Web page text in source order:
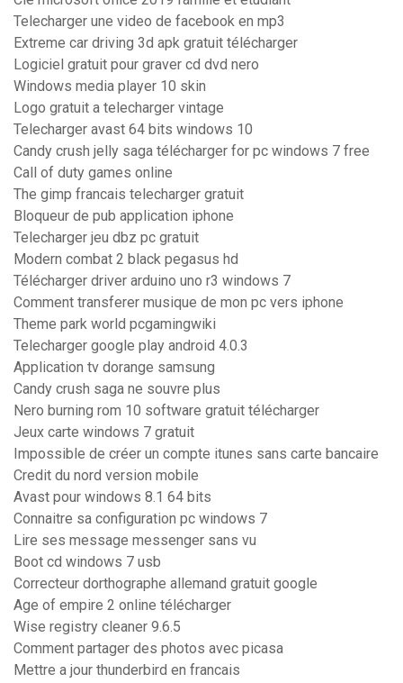
Telecharger une video de facebook en mp3
Extreme car driving 3d apk gratuit télécharger
Logiciel gratuit pour graver cd dvd nero
Windows media player 10 skin
Logo gratuit a telecharger vintage
Telecharger avast 64 bits windows 10
Candy crush jelly saga télécharger for pc windows 7 free
Call of duty games online
The gimp francais telecharger gratuit
Bloqueur de pub application iphone
Telecharger jeu dbz pc gratuit
Modern combat 2 black pegasus hd
Télécharger driver arduino uno r3 windows 7
Comment transferer musique de mon pc vers iphone
Theme park world pcgamingwiki
Telecharger google play android 4.0.3
Application tv dorange samsung
Candy crush saga ne souvre plus
Nero burning rom 10 software gratuit télécharger
Jeux carte windows 7 gratuit
Impossible de créer un compte itunes sans carte bancaire
Credit du nord version mobile
Avast pour windows 8.1 64 bits
Connaitre sa configuration pc windows 7
Lire ses message messenger sans vu
Boot cd windows 7 usb
Correcteur dorthographe allemand gratuit google
Age of empire 2 online télécharger
Wise registry cleaner 9.6.5
Comment partager des photos avec picasa
Mettre a jour thunderbird en francais